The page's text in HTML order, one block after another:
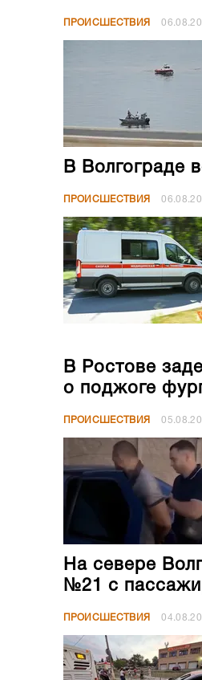
ПРОИСШЕСТВИЯ
В Волгограде
ПРОИСШЕСТВИЯ
В Ростове
о поджоге
ПРОИСШЕСТВИЯ
На севере
№21 с
ПРОИСШЕСТВИЯ